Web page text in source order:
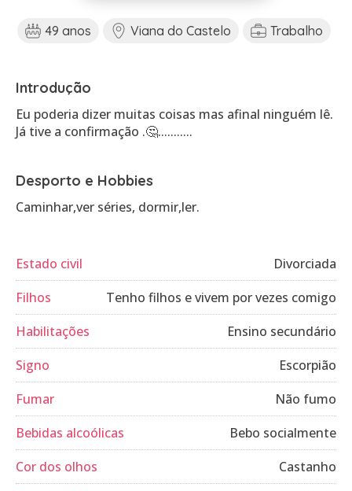
49 anos Viana do Castelo Trabalho
Introdução
Eu poderia dizer muitas coisas mas afinal ninguém lê.
Já tive a confirmação .🤔...........
Desporto e Hobbies
Caminhar,ver séries, dormir,ler.
Estado civil
Divorciada
Filhos
Tenho filhos e vivem por vezes comigo
Habilitações
Ensino secundário
Signo
Escorpião
Fumar
Não fumo
Bebidas alcoólicas
Bebo socialmente
Cor dos olhos
Castanho